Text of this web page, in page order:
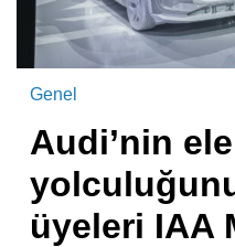
Genel
Audi’nin
üyeleri IAA